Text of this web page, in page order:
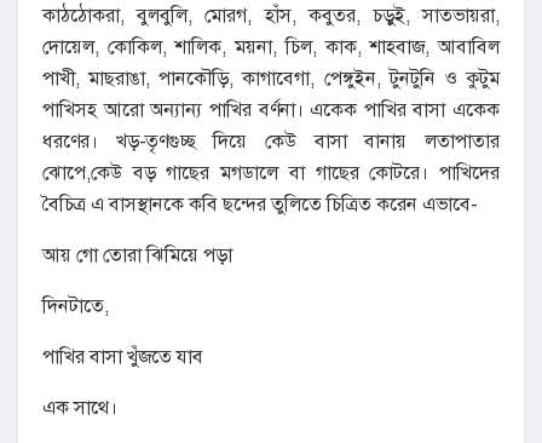
কাঠঠোকরা, বুলবুলি, মোরগ, হাঁস, কবুতর, চড়ুই, সাতভায়রা,
দোয়েল, কোকিল, শালিক, ময়না, চিল, কাক, শাহবাজ, আবাবিল
পাখী, মাছরাঙা, পানকৌড়ি, কাগাবেগা, পেঙ্গুইন, টুনটুনি ও কুটুম
পাখিসহ আরো অন্যান্য পাখির বর্ণনা। একেক পাখির বাসা একেক
ধরণের। খড়-তৃণগুচ্ছ দিয়ে কেউ বাসা বানায় লতাপাতার
ঝোপে,কেউ বড় গাছের মগডালে বা গাছের কোটরে। পাখিদের
বৈচিত্র এ বাসস্থানকে কবি ছন্দের তুলিতে চিত্রিত করেন এভাবে-
আয় গো তোরা ঝিমিয়ে পড়া
দিনটাতে,
পাখির বাসা খুঁজতে যাব
এক সাথে।